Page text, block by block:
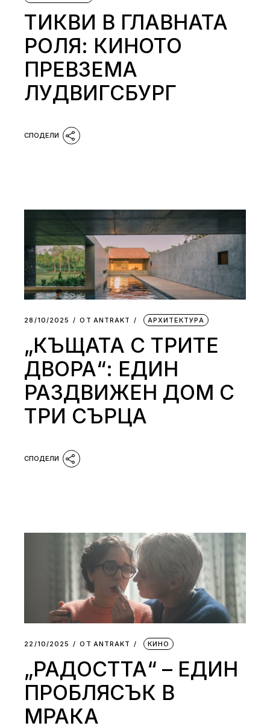
ТИКВИ В ГЛАВНАТА
РОЛЯ: КИНОТО
ПРЕВЗЕМА
ЛУДВИГСБУРГ
28/10/2025 ОТ АNTRAKT АРХИТЕКТУРА
„КЪЩАТА С ТРИТЕ
ДВОРА“: ЕДИН
РАЗДВИЖЕН ДОМ С
ТРИ СЪРЦА
22/10/2025 ОТ АNTRAKT КИНО
„РАДОСТТА“ – ЕДИН
ПРОБЛЯСЪК В
МРАКА